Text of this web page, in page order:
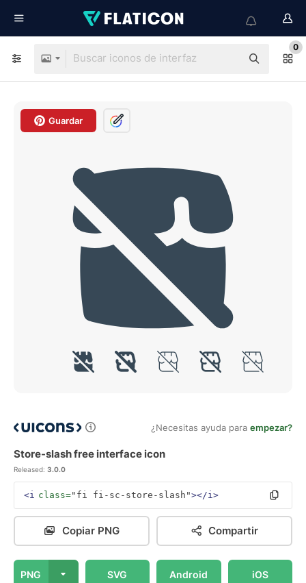
0
Guardar
¿Necesitas ayuda para empezar?
Store-slash free interface icon
Released: 3.0.0
<i class="fi fi-sc-store-slash"></i>
Copiar PNG Compartir
PNG SVG Android iOS